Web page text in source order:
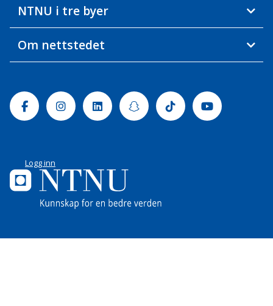
NTNU i tre byer
Om nettstedet
FacebookInstagramLinkedinSnapchatTiktok Youtube
Logg inn